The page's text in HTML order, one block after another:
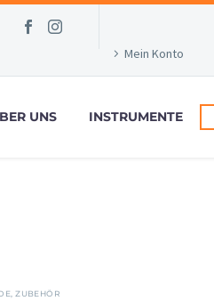
Mein Konto
UNS INSTRUMENTE
,ZUBEHÖR